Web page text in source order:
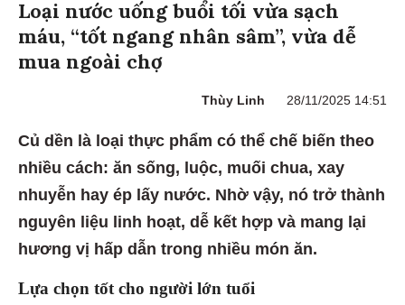
Loại nước uống buổi tối vừa sạch
máu, “tốt ngang nhân sâm”, vừa dễ
mua ngoài chợ
Thùy Linh 28/11/2025 14:51
Củ dền là loại thực phẩm có thể chế biến theo
nhiều cách: ăn sống, luộc, muối chua, xay
nhuyễn hay ép lấy nước. Nhờ vậy, nó trở thành
nguyên liệu linh hoạt, dễ kết hợp và mang lại
hương vị hấp dẫn trong nhiều món ăn.
Lựa chọn tốt cho người lớn tuổi